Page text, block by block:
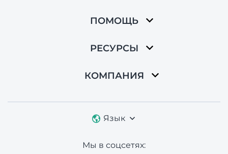
ПОМОЩЬ
РЕСУРСЫ
КОМПАНИЯ
Язык
Мы в соцсетях: